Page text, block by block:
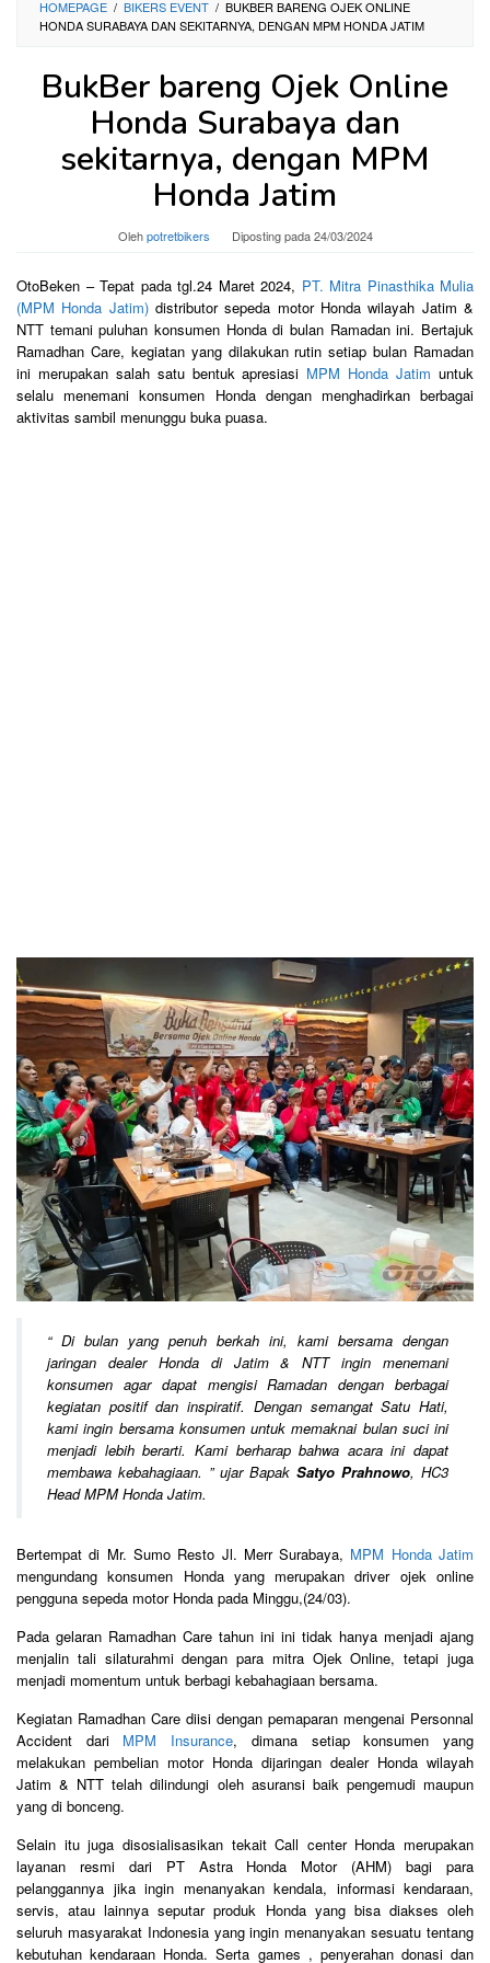
HOMEPAGE / BIKERS EVENT / BUKBER BARENG OJEK ONLINE
HONDA SURABAYA DAN SEKITARNYA, DENGAN MPM HONDA JATIM
BukBer bareng Ojek Online
Honda Surabaya dan
sekitarnya, dengan MPM
Honda Jatim
Olehpotretbikers Diposting pada24/03/2024
OtoBeken – Tepat pada tgl.24 Maret 2024, PT. Mitra Pinasthika Mulia
(MPM Honda Jatim)distributor sepeda motor Honda wilayah Jatim &
NTT temani puluhan konsumen Honda di bulan Ramadan ini. Bertajuk
Ramadhan Care, kegiatan yang dilakukan rutin setiap bulan Ramadan
ini merupakan salah satu bentuk apresiasi MPM Honda Jatim untuk
selalu menemani konsumen Honda dengan menghadirkan berbagai
aktivitas sambil menunggu buka puasa.
“ Di bulan yang penuh berkah ini, kami bersama dengan
jaringan dealer Honda di Jatim & NTT ingin menemani
konsumen agar dapat mengisi Ramadan dengan berbagai
kegiatan positif dan inspiratif. Dengan semangat Satu Hati,
kami ingin bersama konsumen untuk memaknai bulan suci ini
menjadi lebih berarti. Kami berharap bahwa acara ini dapat
membawa kebahagiaan. ” ujar Bapak Satyo Prahnowo, HC3
Head MPM Honda Jatim.
Bertempat di Mr. Sumo Resto Jl. Merr Surabaya, MPM Honda Jatim
mengundang konsumen Honda yang merupakan driver ojek online
pengguna sepeda motor Honda pada Minggu,(24/03).
Pada gelaran Ramadhan Care tahun ini ini tidak hanya menjadi ajang
menjalin tali silaturahmi dengan para mitra Ojek Online, tetapi juga
menjadi momentum untuk berbagi kebahagiaan bersama.
Kegiatan Ramadhan Care diisi dengan pemaparan mengenai Personnal
Accident dari MPM Insurance, dimana setiap konsumen yang
melakukan pembelian motor Honda dijaringan dealer Honda wilayah
Jatim & NTT telah dilindungi oleh asuransi baik pengemudi maupun
yang di bonceng.
Selain itu juga disosialisasikan tekait Call center Honda merupakan
layanan resmi dari PT Astra Honda Motor (AHM) bagi para
pelanggannya jika ingin menanyakan kendala, informasi kendaraan,
servis, atau lainnya seputar produk Honda yang bisa diakses oleh
seluruh masyarakat Indonesia yang ingin menanyakan sesuatu tentang
kebutuhan kendaraan Honda. Serta games , penyerahan donasi dan